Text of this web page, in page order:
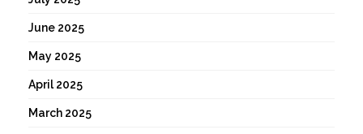
June 2025
May 2025
April 2025
March 2025